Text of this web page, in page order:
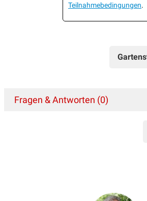
Teilnahmebedingungen.
Fragen & Antworten (0)